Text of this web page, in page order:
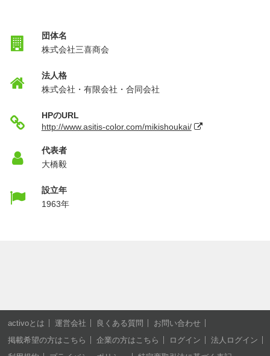
団体名
株式会社三喜商会
法人格
株式会社・有限会社・合同会社
HPのURL
http://www.asitis-color.com/mikishoukai/
代表者
大橋毅
設立年
1963年
activoとは 運営会社 良くある質問
お問い合わせ
掲載希望の方はこちら
企業の方はこちら ログイン
法人ログイン